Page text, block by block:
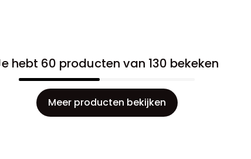
hebt 60 producten van 130 bekeken
Meer producten bekijken